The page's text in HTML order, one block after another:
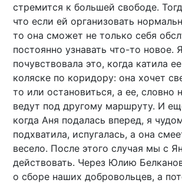
стремится к большей свободе.
что если ей организовать
то она сможет не только себя
постоянно узнавать что-то новое. Я
почувствовала это, когда катила
коляске по коридору: она хочет
то или остановиться, а ее, словно
ведут под другому маршруту. И
когда Аня подалась вперед, я
подхватила, испугалась, а она
весело. После этого случая мы с
действовать. Через Юлию
о сборе наших добровольцев, а